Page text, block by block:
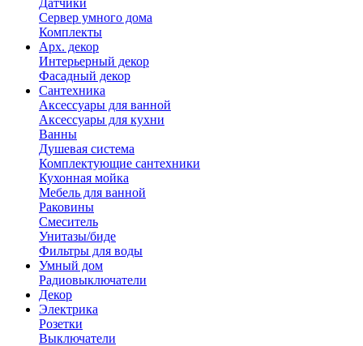
Датчики
Сервер умного дома
Комплекты
Арх. декор
Интерьерный декор
Фасадный декор
Сантехника
Аксессуары для ванной
Аксессуары для кухни
Ванны
Душевая система
Комплектующие сантехники
Кухонная мойка
Мебель для ванной
Раковины
Смеситель
Унитазы/биде
Фильтры для воды
Умный дом
Радиовыключатели
Декор
Электрика
Розетки
Выключатели